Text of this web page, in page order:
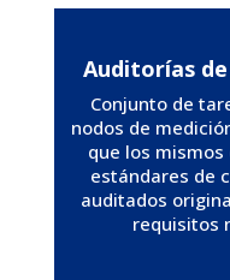
Auditorías
Conjunto de
nodos de
que los
estándares de
auditados
requisitos